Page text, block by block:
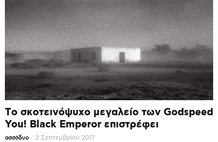
Το σκοτεινόψυχο μεγαλείο των Godspeed
You! Black Emperor επιστρέφει
ασσόδυο - 2 Σεπτεμβρίου 2017